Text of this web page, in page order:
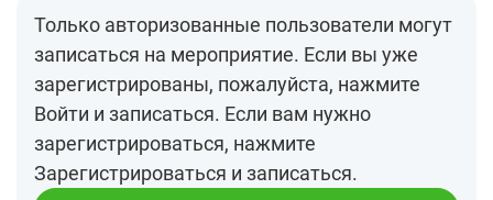
Только авторизованные пользователи могут
записаться на мероприятие. Если вы уже
зарегистрированы, пожалуйста, нажмите
Войти и записаться. Если вам нужно
зарегистрироваться, нажмите
Зарегистрироваться и записаться.